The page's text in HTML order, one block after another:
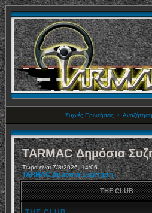
Συχνές Ερωτήσεις • Αναζήτηση
TARMAC Δημόσια
Τώρα είναι 7/8/2026, 14:06
TARMAC Δημόσια Συζήτηση
THE CLUB